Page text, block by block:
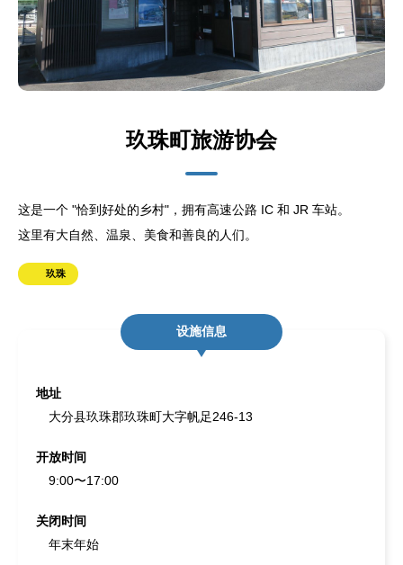
玖珠町旅游协会
这是一个 "恰到好处的乡村"，拥有高速公路 IC 和 JR 车站。
这里有大自然、温泉、美食和善良的人们。
玖珠
设施信息
地址
大分县玖珠郡玖珠町大字帆足246-13
开放时间
9:00〜17:00
关闭时间
年末年始